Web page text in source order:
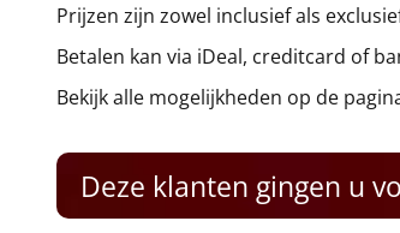
Prijzen zijn zowel inclusief als
Betalen kan via iDeal, creditcard of
Bekijk alle mogelijkheden op de
Deze klanten gingen u